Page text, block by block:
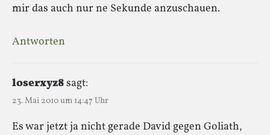
mir das auch nur ne Sekunde anzuschauen.
Antworten
loserxyz8sagt:
23. Mai 2010 um 14:47 Uhr
Es war jetzt ja nicht gerade David gegen Goliath,